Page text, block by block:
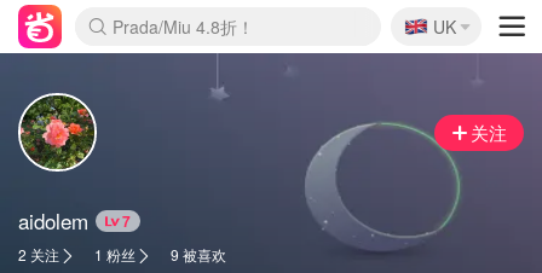
Prada/Miu 4.8折！
🇬🇧
UK
关注
aidolem 7
2 关注 1 粉丝 9 被喜欢